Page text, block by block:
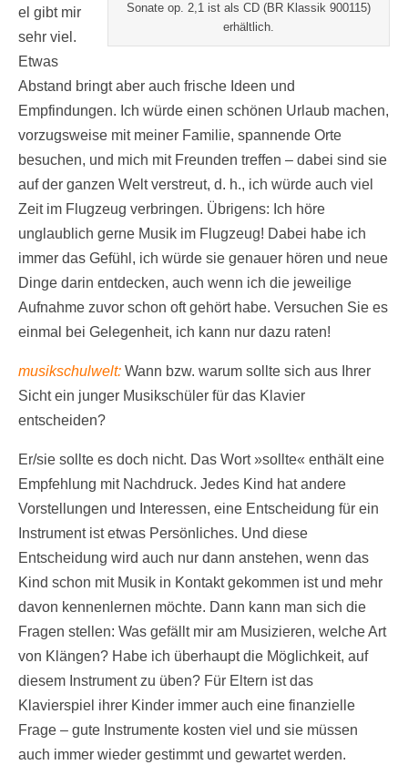
Sonate op. 2,1 ist als CD (BR Klassik 900115)
erhältlich.
el gibt mir
sehr viel.
Etwas
Abstand bringt aber auch frische Ideen und
Empfindungen. Ich würde einen schönen Urlaub machen,
vorzugsweise mit meiner Familie, spannende Orte
besuchen, und mich mit Freunden treffen – dabei sind sie
auf der ganzen Welt verstreut, d. h., ich würde auch viel
Zeit im Flugzeug verbringen. Übrigens: Ich höre
unglaublich gerne Musik im Flugzeug! Dabei habe ich
immer das Gefühl, ich würde sie genauer hören und neue
Dinge darin entdecken, auch wenn ich die jeweilige
Aufnahme zuvor schon oft gehört habe. Versuchen Sie es
einmal bei Gelegenheit, ich kann nur dazu raten!
musikschulwelt: Wann bzw. warum sollte sich aus Ihrer
Sicht ein junger Musikschüler für das Klavier
entscheiden?
Er/sie sollte es doch nicht. Das Wort »sollte« enthält eine
Empfehlung mit Nachdruck. Jedes Kind hat andere
Vorstellungen und Interessen, eine Entscheidung für ein
Instrument ist etwas Persönliches. Und diese
Entscheidung wird auch nur dann anstehen, wenn das
Kind schon mit Musik in Kontakt gekommen ist und mehr
davon kennenlernen möchte. Dann kann man sich die
Fragen stellen: Was gefällt mir am Musizieren, welche Art
von Klängen? Habe ich überhaupt die Möglichkeit, auf
diesem Instrument zu üben? Für Eltern ist das
Klavierspiel ihrer Kinder immer auch eine finanzielle
Frage – gute Instrumente kosten viel und sie müssen
auch immer wieder gestimmt und gewartet werden.